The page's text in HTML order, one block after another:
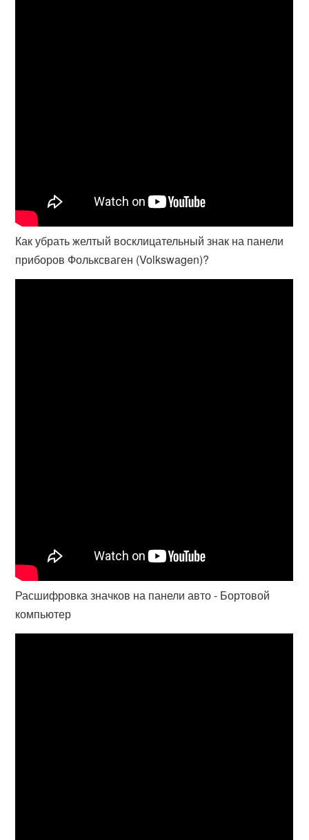
Как убрать желтый восклицательный знак на панели
приборов Фольксваген (Volkswagen)?
Расшифровка значков на панели авто - Бортовой
компьютер